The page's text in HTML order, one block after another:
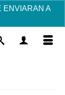
ENVIARAN A